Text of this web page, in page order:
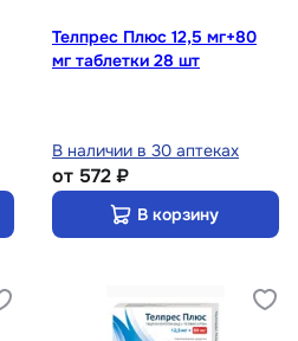
Телпрес Плюс 12,5 мг+80
мг таблетки 28 шт
В наличии в 30 аптеках
от 572 ₽
В корзину